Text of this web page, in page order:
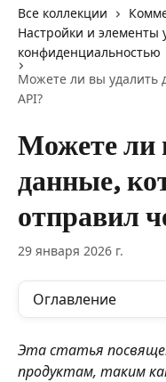
Все коллекции
Настройки и элементы
конфиденциальностью
Можете ли вы удалить
API?
Можете ли
данные,
отправил
29 января 2026 г.
Оглавление
Эта статья
продуктам, таким